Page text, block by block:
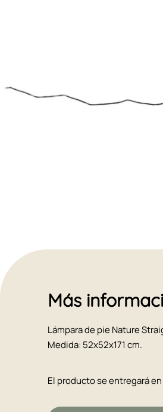
Más
Lámpara de pie Nature
Medida: 52x52x171 cm.
El producto se entregará